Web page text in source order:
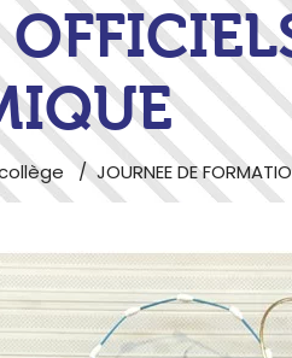
/JOURNEE DE